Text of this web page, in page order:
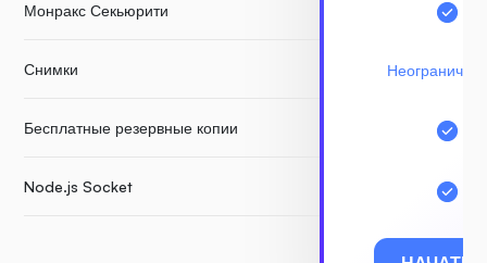
Монракс Секьюрити
Снимки
Бесплатные резервные копии
Node.js Socket